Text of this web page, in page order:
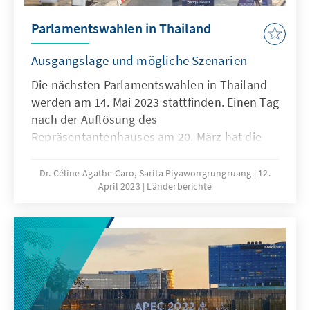
Parlamentswahlen in Thailand
Ausgangslage und mögliche Szenarien
Die nächsten Parlamentswahlen in Thailand
werden am 14. Mai 2023 stattfinden. Einen Tag
nach der Auflösung des
Repräsentantenhauses am 20. März hat die
Urnengang offiziell angekündigt. Schon seit
Ende Dezember 2022 ist der Wahlkampf und
Kandidaten in allen Parteien in vollem Gange.
Es steht viel auf dem Spiel, denn die neuen
500 Abgeordneten wählen anschließend
zusammen mit den 250 ungewählten
Senatoren den Premierminister. Welche Partei
Dr. Céline-Agathe Caro, Sarita Piyawongrungruang
12.
April 2023
Länderberichte